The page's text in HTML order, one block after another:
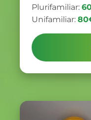
Plurifamiliar:
Unifamiliar: